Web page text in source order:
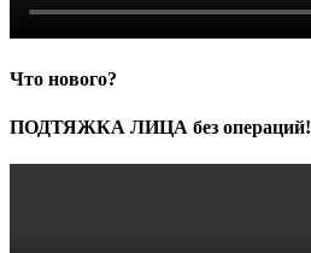
Что нового?
ПОДТЯЖКА ЛИЦА без операций!